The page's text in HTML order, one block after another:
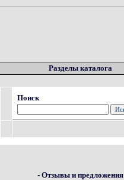
Разделы каталога
Поиск
- Отзывы и предложения